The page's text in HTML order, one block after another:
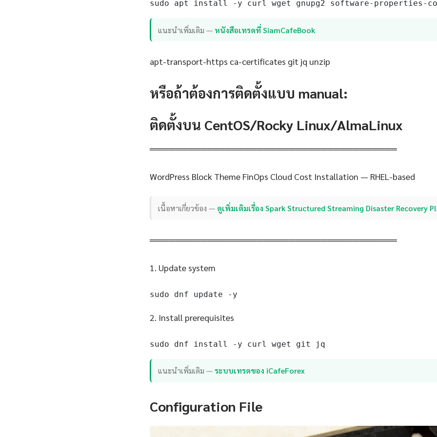
sudo apt install -y curl wget gnupg2 software-properties-
แนะนำเพิ่มเติม — หนังสือเทรดที่ SiamCafeBook
apt-transport-https ca-certificates git jq unzip
หรือถ้าต้องการติดตั้งแบบ manual:
ติดตั้งบน CentOS/Rocky Linux/AlmaLinux
═══════════════════════════════════════
WordPress Block Theme FinOps Cloud Cost Installation — RHEL-based
เนื้อหาเกี่ยวข้อง — ดูเพิ่มเติมเรื่อง Spark Structured Streaming Disaster Recovery
═══════════════════════════════════════
1. Update system
sudo dnf update -y
2. Install prerequisites
sudo dnf install -y curl wget git jq
แนะนำเพิ่มเติม —ระบบเทรดของ iCafeForex
Configuration File